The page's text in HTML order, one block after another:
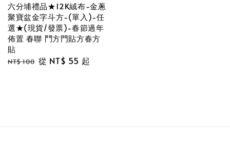
六分埔禮品★12K絨布-金蔥
聚寶盆金字斗方-(單入)-任
選★(現貨/發票)-春節過年
佈置 春聯 鬥方門貼方春方
貼
Regular
NT$ 100 Sale
從 NT$ 55 起